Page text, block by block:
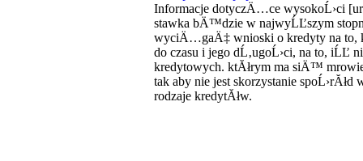
Informacje dotyczÄ…ce wysokoĹ›ci
stawka bÄ™dzie w najwyĹĽszym
wyciÄ…gaÄ‡ wnioski o kredyty na to,
do czasu i jego dĹ‚ugoĹ›ci, na to, iĹĽ
kredytowych. ktĂłrym ma siÄ™
tak aby nie jest skorzystanie
rodzaje kredytĂłw.